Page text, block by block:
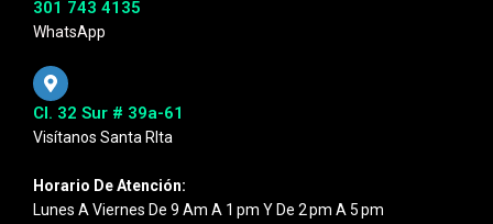
301 743 4135
WhatsApp
Cl. 32 Sur # 39a-61
Visítanos Santa RIta
Horario De Atención:
Lunes A Viernes De 9 Am A 1 Pm Y De 2 Pm A 5 Pm